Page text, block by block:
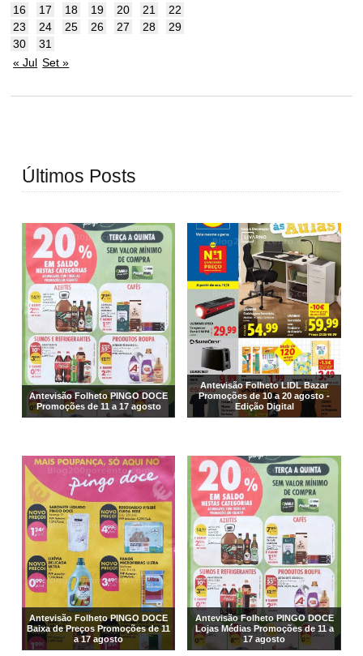
16
17 18 19 20 21
22
23
24 25 26 27 28
29
30
31
« Jul Set »
Últimos Posts
Antevisão Folheto PINGO DOCE
Promoções de 11 a 17 agosto
Antevisão Folheto LIDL Bazar
Promoções de 10 a 20 agosto -
Edição Digital
Antevisão Folheto PINGO DOCE
Baixa de Preços Promoções de 11
a 17 agosto
Antevisão Folheto PINGO DOCE
Lojas Médias Promoções de 11 a
17 agosto